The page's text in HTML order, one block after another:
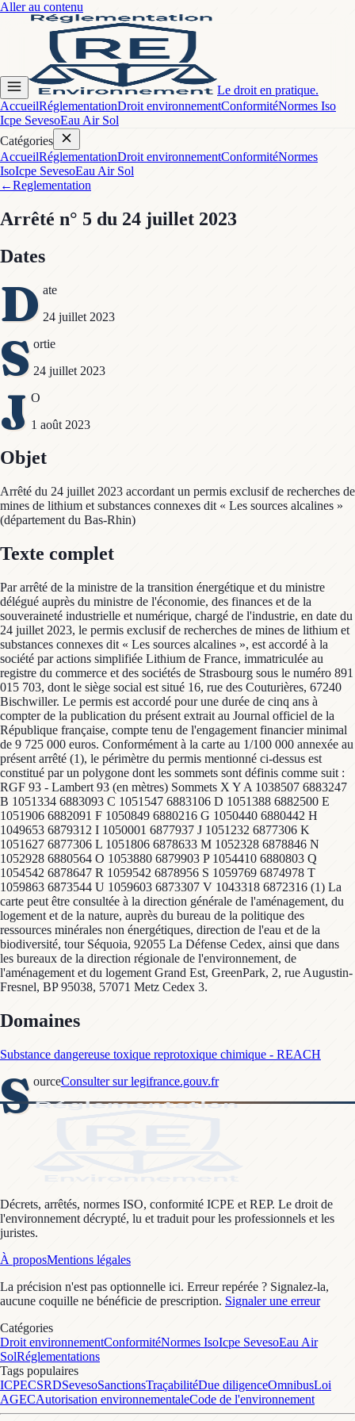
Aller au contenu
Le droit en pratique.
AccueilRéglementationDroit environnementConformitéNormes Iso
Icpe SevesoEau Air Sol
Catégories
AccueilRéglementationDroit environnementConformitéNormes
IsoIcpe SevesoEau Air Sol
←Reglementation
Arrêté n° 5 du 24 juillet 2023
Dates
D ate
24 juillet 2023
S ortie
24 juillet 2023
J O
1 août 2023
Objet
Arrêté du 24 juillet 2023 accordant un permis exclusif de recherches de
mines de lithium et substances connexes dit « Les sources alcalines »
(département du Bas-Rhin)
Texte complet
Par arrêté de la ministre de la transition énergétique et du ministre
délégué auprès du ministre de l'économie, des finances et de la
souveraineté industrielle et numérique, chargé de l'industrie, en date du
24 juillet 2023, le permis exclusif de recherches de mines de lithium et
substances connexes dit « Les sources alcalines », est accordé à la
société par actions simplifiée Lithium de France, immatriculée au
registre du commerce et des sociétés de Strasbourg sous le numéro 891
015 703, dont le siège social est situé 16, rue des Couturières, 67240
Bischwiller. Le permis est accordé pour une durée de cinq ans à
compter de la publication du présent extrait au Journal officiel de la
République française, compte tenu de l'engagement financier minimal
de 9 725 000 euros. Conformément à la carte au 1/100 000 annexée au
présent arrêté (1), le périmètre du permis mentionné ci-dessus est
constitué par un polygone dont les sommets sont définis comme suit :
RGF 93 - Lambert 93 (en mètres) Sommets X Y A 1038507 6883247
B 1051334 6883093 C 1051547 6883106 D 1051388 6882500 E
1051906 6882091 F 1050849 6880216 G 1050440 6880442 H
1049653 6879312 I 1050001 6877937 J 1051232 6877306 K
1051627 6877306 L 1051806 6878633 M 1052328 6878846 N
1052928 6880564 O 1053880 6879903 P 1054410 6880803 Q
1054542 6878647 R 1059542 6878956 S 1059769 6874978 T
1059863 6873544 U 1059603 6873307 V 1043318 6872316 (1) La
carte peut être consultée à la direction générale de l'aménagement, du
logement et de la nature, auprès du bureau de la politique des
ressources minérales non énergétiques, direction de l'eau et de la
biodiversité, tour Séquoia, 92055 La Défense Cedex, ainsi que dans
les bureaux de la direction régionale de l'environnement, de
l'aménagement et du logement Grand Est, GreenPark, 2, rue Augustin-
Fresnel, BP 95038, 57071 Metz Cedex 3.
Domaines
Substance dangereuse toxique reprotoxique chimique - REACH
S ourceConsulter sur legifrance.gouv.fr
Décrets, arrêtés, normes ISO, conformité ICPE et REP. Le droit de
l'environnement décrypté, lu et traduit pour les professionnels et les
juristes.
À proposMentions légales
La précision n'est pas optionnelle ici. Erreur repérée ? Signalez-la,
aucune coquille ne bénéficie de prescription. Signaler une erreur
Catégories
Droit environnementConformitéNormes IsoIcpe SevesoEau Air
SolRéglementations
Tags populaires
ICPECSRDSevesoSanctionsTraçabilitéDue diligenceOmnibusLoi
AGECAutorisation environnementaleCode de l'environnement